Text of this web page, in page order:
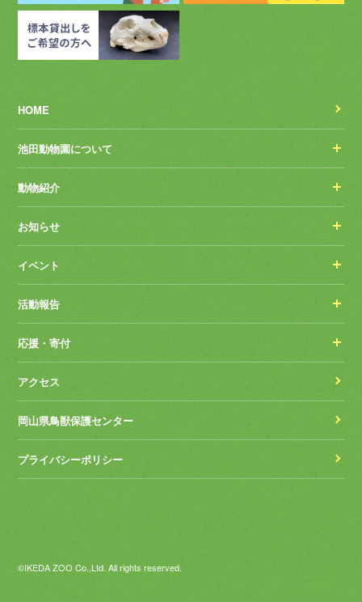
HOME
池田動物園について
動物紹介
お知らせ
イベント
活動報告
応援・寄付
アクセス
岡山県鳥獣保護センター
プライバシーポリシー
©IKEDA ZOO Co.,Ltd. All rights reserved.